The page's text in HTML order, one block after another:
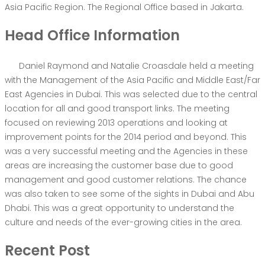
Asia Pacific Region. The Regional Office based in Jakarta.
Head Office Information
Daniel Raymond and Natalie Croasdale held a meeting
with the Management of the Asia Pacific and Middle East/Far
East Agencies in Dubai. This was selected due to the central
location for all and good transport links. The meeting
focused on reviewing 2013 operations and looking at
improvement points for the 2014 period and beyond. This
was a very successful meeting and the Agencies in these
areas are increasing the customer base due to good
management and good customer relations. The chance
was also taken to see some of the sights in Dubai and Abu
Dhabi. This was a great opportunity to understand the
culture and needs of the ever-growing cities in the area.
Recent Post